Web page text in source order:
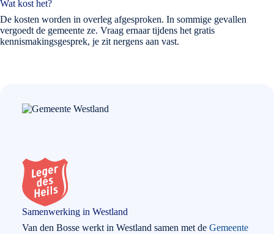
Wat kost het?
De kosten worden in overleg afgesproken. In sommige gevallen
vergoedt de gemeente ze. Vraag ernaar tijdens het gratis
kennismakingsgesprek, je zit nergens aan vast.
Samenwerking in Westland
Van den Bosse werkt in Westland samen met de Gemeente